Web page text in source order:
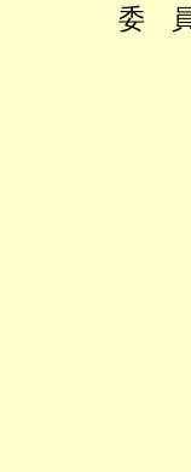
委
大
加
行
武
外
林
平
吉
泉